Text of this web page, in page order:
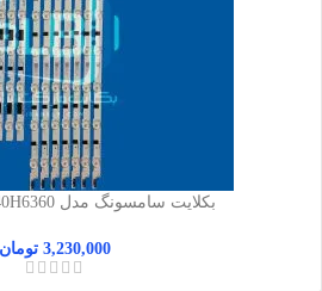
بکلایت سامسونگ مدل 40F 40H6355 40H6360
3,230,000 تومان